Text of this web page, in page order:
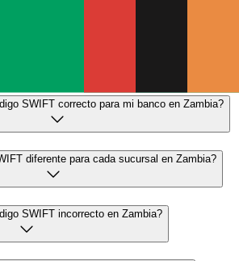
SWIFT correcto para mi banco en Zambia?
diferente para cada sucursal en Zambia?
SWIFT incorrecto en Zambia?